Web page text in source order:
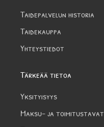
Taidepalvelun historia
Taidekauppa
Yhteystiedot
Tärkeää tietoa
Yksityisyys
Maksu- ja toimitustavat